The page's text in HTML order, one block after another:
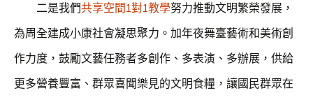
二是我們共享空間1對1教學努力推動文明繁榮發展，
為周全建成小康社會凝思聚力。加年夜舞臺藝術和美術創
作力度，鼓勵文藝任務者多創作、多表演、多辦展，供給
更多營養豐富、群眾喜聞樂見的文明食糧，讓國民群眾在